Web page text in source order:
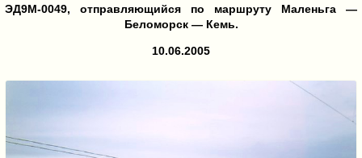
ЭД9М-0049, отправляющийся по маршруту Маленьга —
Беломорск — Кемь.
10.06.2005